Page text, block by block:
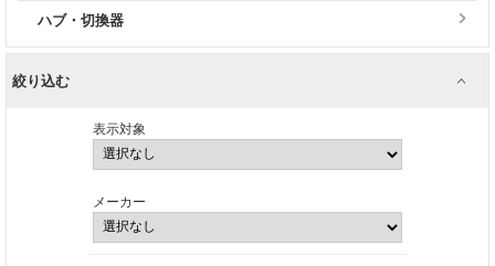
ハブ・切換器
絞り込む
表示対象
メーカー